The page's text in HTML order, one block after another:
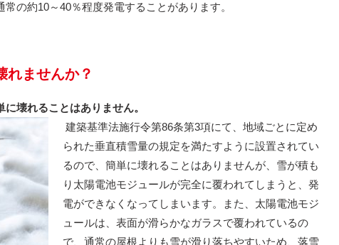
常の約10～40％程度発電することがあります。
れませんか？
壊れることはありません。
建築基準法施行令第86条第3項にて、地域ごとに定め
られた垂直積雪量の規定を満たすように設置されてい
るので、簡単に壊れることはありませんが、雪が積も
り太陽電池モジュールが完全に覆われてしまうと、発
電ができなくなってしまいます。また、太陽電池モジ
ュールは、表面が滑らかなガラスで覆われているの
で、通常の屋根よりも雪が滑り落ちやすいため、落雪